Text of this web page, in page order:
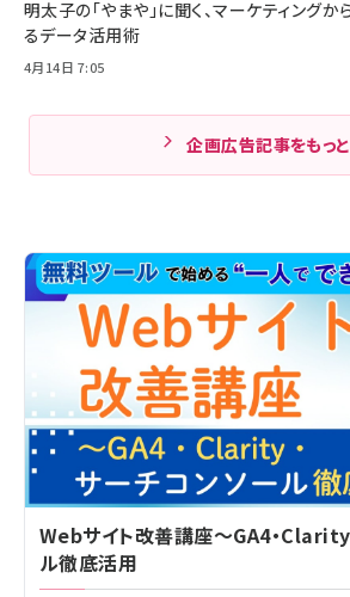
明太子の「やまや」に聞く、マーケティング
るデータ活用術
4月14日 7:05
企画広告記事をもっ
Webサイト改善講座～GA4・Clarity
ル徹底活用